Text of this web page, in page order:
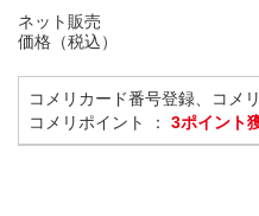
ネット販売
価格（税込）
コメリカード番号登録、コメ
コメリポイント ： 3ポイント